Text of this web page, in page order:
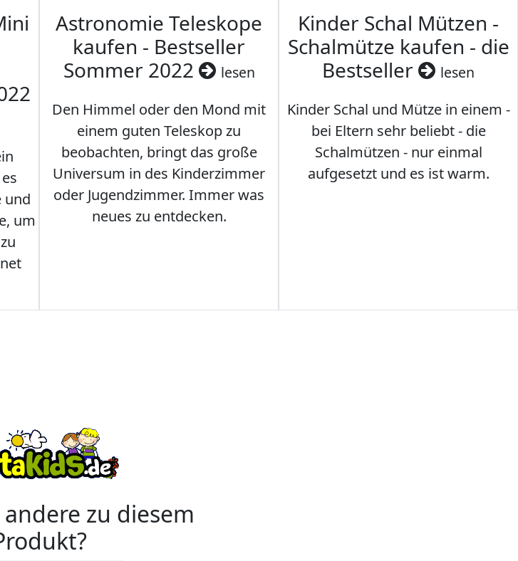
und
um
Astronomie Teleskope
kaufen - Bestseller
Sommer 2022
lesen
Den Himmel oder den Mond mit
einem guten Teleskop zu
beobachten, bringt das große
Universum in des Kinderzimmer
oder Jugendzimmer. Immer was
neues zu entdecken.
Kinder Schal Mützen -
Schalmütze kaufen - die
Bestseller
lesen
Kinder Schal und Mütze in einem -
bei Eltern sehr beliebt - die
Schalmützen - nur einmal
aufgesetzt und es ist warm.
zu diesem